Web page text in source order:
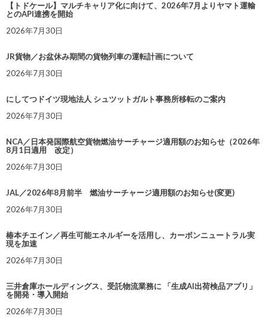
【トドケール】マルチキャリア化に向けて、2026年7月よりヤマト運輸
とのAPI連携を開始
2026年7月30日
JR貨物／お盆休み期間の貨物列車の運転計画について
2026年7月30日
にしてつドイツ現地法人 シュツットガルト事務所移転のご案内
2026年7月30日
NCA／日本発国際航空貨物燃油サーチャージ適用額のお知らせ（2026年
8月1日適用 改定）
2026年7月30日
JAL／2026年8月前半 燃油サーチャージ適用額のお知らせ(変更)
2026年7月30日
椿本チエイン／再生可能エネルギーを活用し、カーボンニュートラル実
現を加速
2026年7月30日
三井倉庫ホールディングス、受託物流業務に 「生成AI出荷検品アプリ」
を開発・導入開始
2026年7月30日